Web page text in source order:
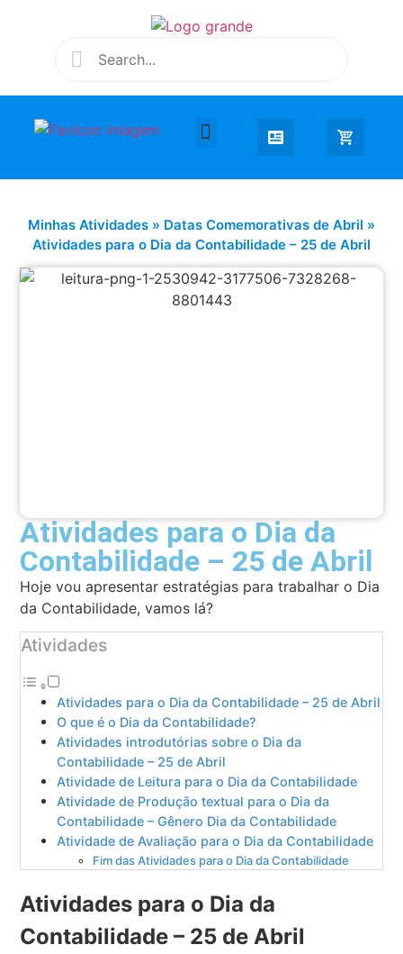
Minhas Atividades » Datas Comemorativas de Abril »
Atividades para o Dia da Contabilidade – 25 de Abril
Atividades para o Dia da
Contabilidade – 25 de Abril
Hoje vou apresentar estratégias para trabalhar o Dia
da Contabilidade, vamos lá?
Atividades
Atividades para o Dia da Contabilidade – 25 de Abril
O que é o Dia da Contabilidade?
Atividades introdutórias sobre o Dia da
Contabilidade – 25 de Abril
Atividade de Leitura para o Dia da Contabilidade
Atividade de Produção textual para o Dia da
Contabilidade – Gênero Dia da Contabilidade
Atividade de Avaliação para o Dia da Contabilidade
Fim das Atividades para o Dia da Contabilidade
Atividades para o Dia da
Contabilidade – 25 de Abril